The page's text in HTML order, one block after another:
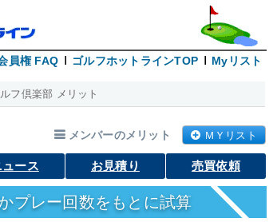
員権 FAQ ゴルフホットラインTOP Myリスト
フ倶楽部 メリット
メンバーのメリット ＭＹリスト
ュース お見積り 売買依頼
プレー回数をもとに試算